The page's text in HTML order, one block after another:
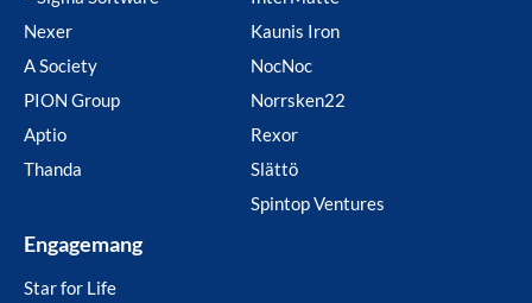
Nexer
A Society
PION Group
Aptio
Thanda
Kaunis Iron
NocNoc
Norrsken22
Rexor
Slättö
Spintop Ventures
Engagemang
Star for Life